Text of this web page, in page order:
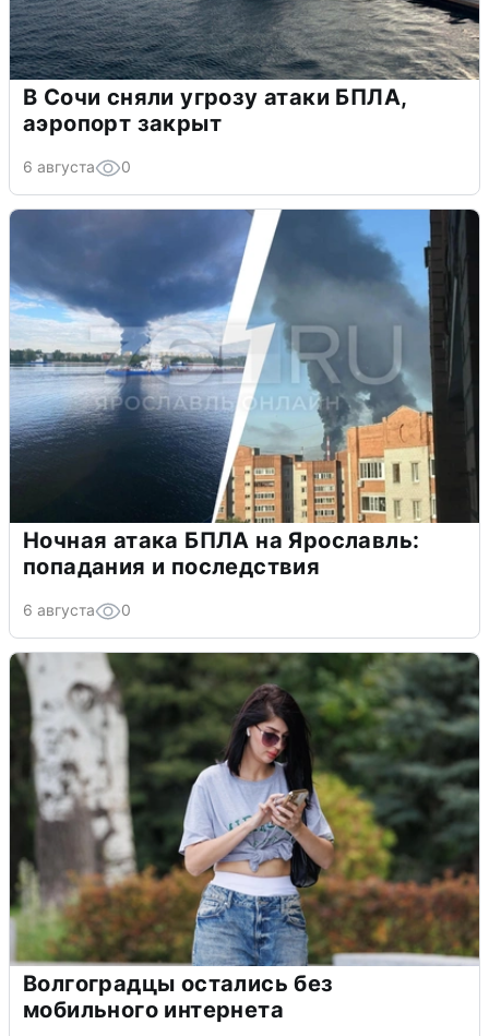
В Сочи сняли угрозу атаки БПЛА,
аэропорт закрыт
6 августа 0
Ночная атака БПЛА на Ярославль:
попадания и последствия
6 августа 0
Волгоградцы остались без
мобильного интернета